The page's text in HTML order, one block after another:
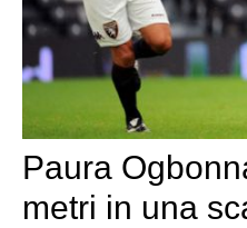
Paura
metri in una